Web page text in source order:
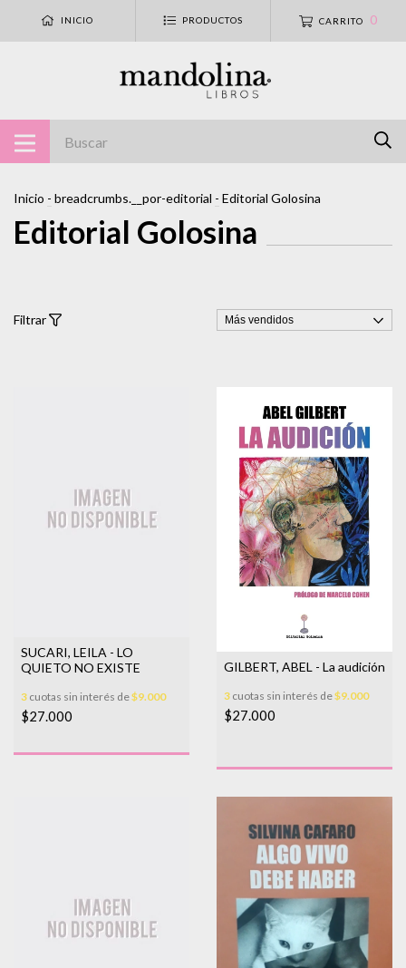
INICIO PRODUCTOS CARRITO 0
Inicio - breadcrumbs.__por-editorial - Editorial Golosina
Editorial Golosina
Filtrar
SUCARI, LEILA - LO
QUIETO NO EXISTE
3 cuotas sin interés de$9.000
$27.000
GILBERT, ABEL - La audición
3 cuotas sin interés de$9.000
$27.000